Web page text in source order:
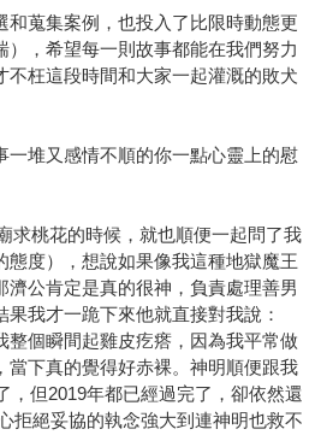
和蒐集案例，也投入了比限時動態更
），希望每一則故事都能在我們努力
不枉這段時間和大家一起灌溉的敗犬
一堆又感情不順的你一點心靈上的慰
求桃花的時候，就也順便一起問了我
態度），想說如果像我這種地獄魔王
濟公肯定是真的很神，負責處理善男
我才一跪下來他就直接對我說：
整個瞬間起雞皮疙瘩，因為我平常做
當下真的覺得好赤裸。神明順便跟我
，但2019年都已經過完了，卻依然還
拒絕妥協的執念強大到連神明也救不